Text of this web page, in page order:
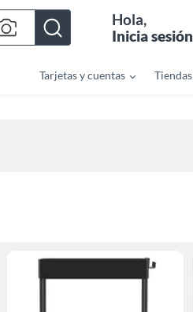
Hola,
Inicia sesión
Tarjetas y cuentas Tiendas